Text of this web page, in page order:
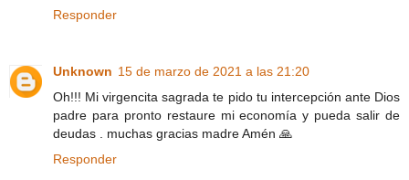
Responder
Unknown 15 de marzo de 2021 a las 21:20
Oh!!! Mi virgencita sagrada te pido tu intercepción ante Dios
padre para pronto restaure mi economía y pueda salir de
deudas . muchas gracias madre Amén 🙏
Responder